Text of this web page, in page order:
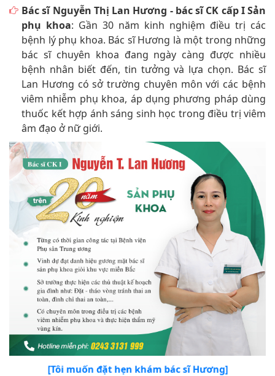
Bác sĩ Nguyễn Thị Lan Hương - bác sĩ CK cấp I Sản
phụ khoa: Gần 30 năm kinh nghiệm điều trị các
bệnh lý phụ khoa. Bác sĩ Hương là một trong những
bác sĩ chuyên khoa đang ngày càng được nhiều
bệnh nhân biết đến, tin tưởng và lựa chọn. Bác sĩ
Lan Hương có sở trường chuyên môn với các bệnh
viêm nhiễm phụ khoa, áp dụng phương pháp dùng
thuốc kết hợp ánh sáng sinh học trong điều trị viêm
âm đạo ở nữ giới.
[Tôi muốn đặt hẹn khám bác sĩ Hương]